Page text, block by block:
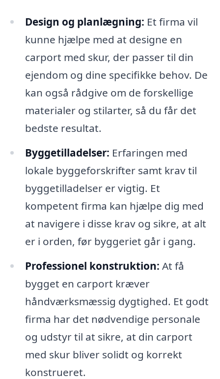
Design og planlægning: Et firma vil
kunne hjælpe med at designe en
carport med skur, der passer til din
ejendom og dine specifikke behov. De
kan også rådgive om de forskellige
materialer og stilarter, så du får det
bedste resultat.
Byggetilladelser: Erfaringen med
lokale byggeforskrifter samt krav til
byggetilladelser er vigtig. Et
kompetent firma kan hjælpe dig med
at navigere i disse krav og sikre, at alt
er i orden, før byggeriet går i gang.
Professionel konstruktion: At få
bygget en carport kræver
håndværksmæssig dygtighed. Et godt
firma har det nødvendige personale
og udstyr til at sikre, at din carport
med skur bliver solidt og korrekt
konstrueret.